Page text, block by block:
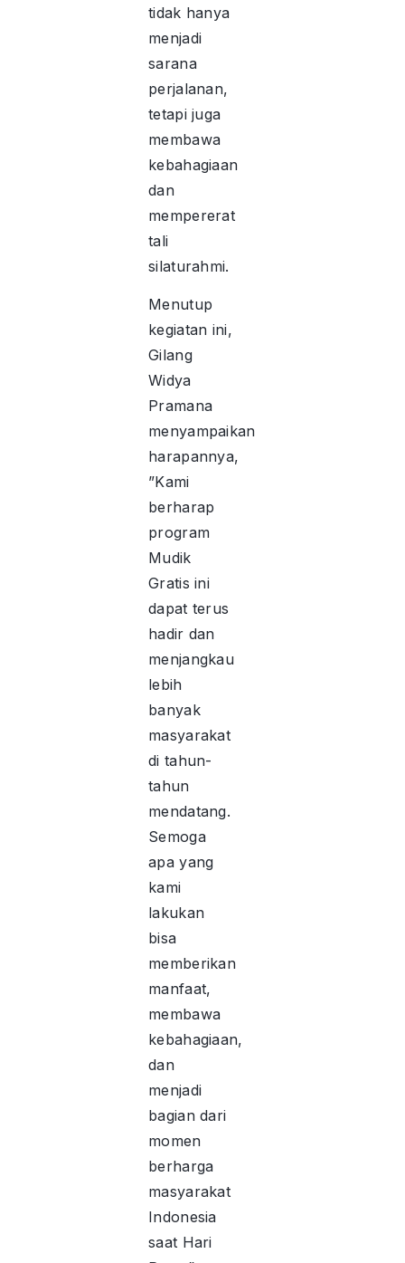
tidak hanya
menjadi
sarana
perjalanan,
tetapi juga
membawa
kebahagiaan
dan
mempererat
tali
silaturahmi.
Menutup
kegiatan ini,
Gilang
Widya
Pramana
menyampaikan
harapannya,
”Kami
berharap
program
Mudik
Gratis ini
dapat terus
hadir dan
menjangkau
lebih
banyak
masyarakat
di tahun-
tahun
mendatang.
Semoga
apa yang
kami
lakukan
bisa
memberikan
manfaat,
membawa
kebahagiaan,
dan
menjadi
bagian dari
momen
berharga
masyarakat
Indonesia
saat Hari